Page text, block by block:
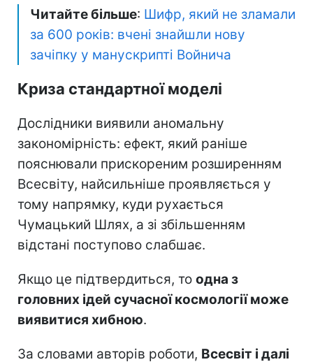
Читайте більше: Шифр, який не зламали
за 600 років: вчені знайшли нову
зачіпку у манускрипті Войнича
Криза стандартної моделі
Дослідники виявили аномальну
закономірність: ефект, який раніше
пояснювали прискореним розширенням
Всесвіту, найсильніше проявляється у
тому напрямку, куди рухається
Чумацький Шлях, а зі збільшенням
відстані поступово слабшає.
Якщо це підтвердиться, то одна з
головних ідей сучасної космології може
виявитися хибною.
За словами авторів роботи, Всесвіт і далі